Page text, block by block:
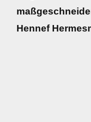
Hennef